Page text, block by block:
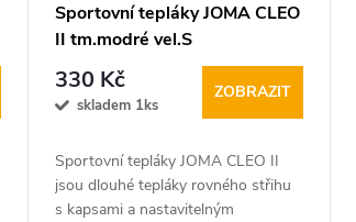
Sportovní tepláky JOMA CLEO
II tm.modré vel.S
330 Kč
skladem 1ks
ZOBRAZIT
Sportovní tepláky JOMA CLEO II
jsou dlouhé tepláky rovného střihu
s kapsami a nastavitelným